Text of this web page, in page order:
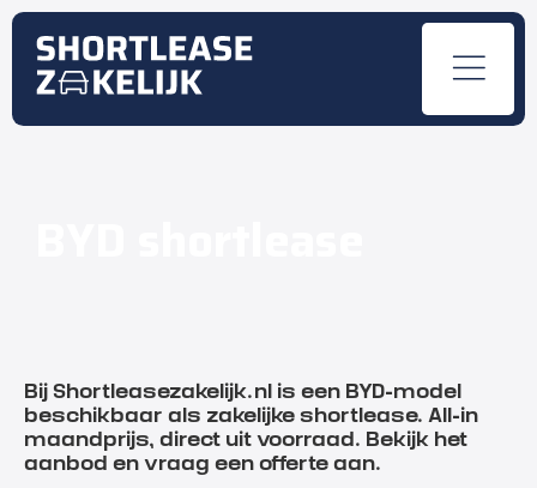
Bij Shortleasezakelijk.nl is een BYD-model
beschikbaar als zakelijke shortlease. All-in
maandprijs, direct uit voorraad. Bekijk het
aanbod en vraag een offerte aan.